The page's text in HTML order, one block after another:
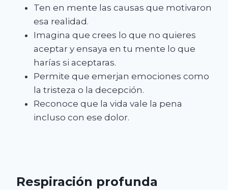
Ten en mente las causas que motivaron
esa realidad.
Imagina que crees lo que no quieres
aceptar y ensaya en tu mente lo que
harías si aceptaras.
Permite que emerjan emociones como
la tristeza o la decepción.
Reconoce que la vida vale la pena
incluso con ese dolor.
Respiración profunda